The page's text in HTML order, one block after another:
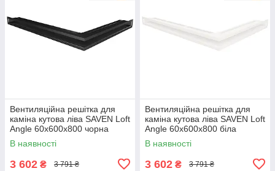
Вентиляційна решітка для
каміна кутова ліва SAVEN Loft
Angle 60х600х800 чорна
В наявності
3 602 ₴ 3 791 ₴
Вентиляційна решітка для
каміна кутова ліва SAVEN Loft
Angle 60х600х800 біла
В наявності
3 602 ₴ 3 791 ₴